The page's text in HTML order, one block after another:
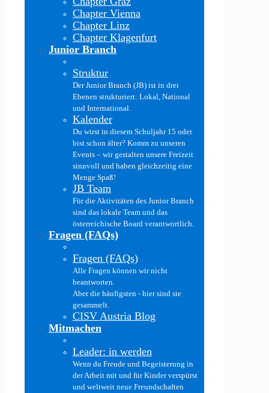
Chapter Vienna
Chapter Linz
Chapter Klagenfurt
Junior Branch
Struktur
Der Junior Branch (JB) ist in drei
Ebenen strukturiert: Lokal, National
und International.
Kalender
Du wirst in diesem Schuljahr 15 oder
bist schon älter? Komm zu unseren
Events – wir gestalten unsere Freizeit
sinnvoll und haben gleichzeitig eine
Menge Spaß!
JB Team
Für die Aktivitäten des Junior Branch
sind das lokale Team und das
österreichische Board verantwortlich.
Fragen (FAQs)
Fragen (FAQs)
Alle Fragen können wir nicht
beantworten.
Aber die häufigsten - hier sind sie
gesammelt.
CISV Austria Blog
Mitmachen
Leader: in werden
Wenn du Freude und Begeisterung in
der Arbeit mit und für Kinder verspürst
und weltweit neue Freundschaften